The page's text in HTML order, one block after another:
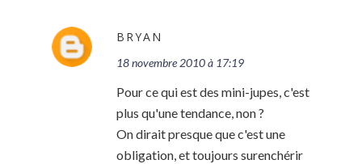
BRYAN
18 novembre 2010 à 17:19
Pour ce qui est des mini-jupes, c'est
plus qu'une tendance, non ?
On dirait presque que c'est une
obligation, et toujours surenchérir